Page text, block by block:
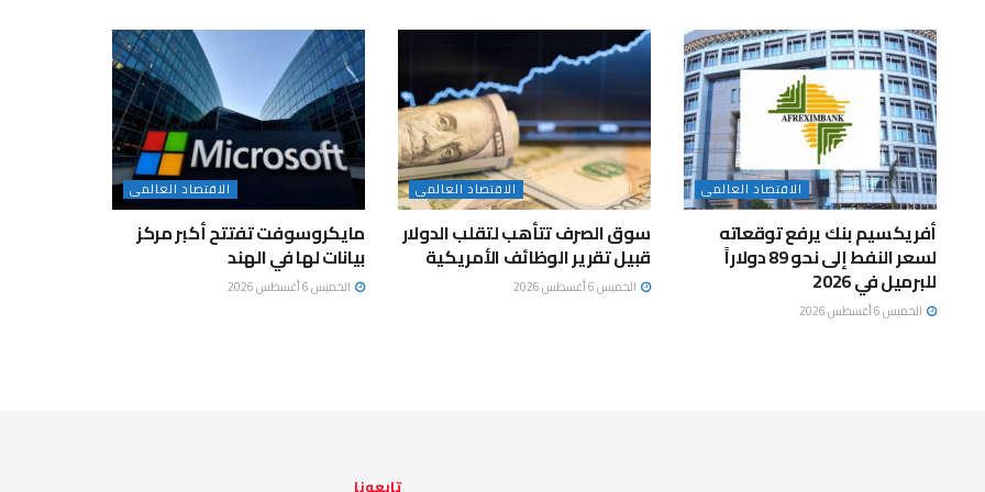
الاقتصاد العالمى
أفريكسيم بنك يرفع توقعاته
لسعر النفط إلى نحو 89 دولاراً
للبرميل في 2026
الخميس 6 أغسطس 2026
الاقتصاد العالمى
سوق الصرف تتأهب لتقلب الدولار
قبيل تقرير الوظائف الأمريكية
الخميس 6 أغسطس 2026
الاقتصاد العالمى
مايكروسوفت تفتتح أكبر مركز
بيانات لها في الهند
الخميس 6 أغسطس 2026